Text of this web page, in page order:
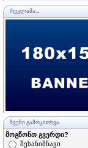
ᲠᲔᲙᲚᲐᲛᲐ...
ᲩᲕᲔᲜᲘ ᲒᲐᲛᲝᲙᲘᲗᲮᲕᲐ
მოგწონთ გვერდი?
შესანიშნავი